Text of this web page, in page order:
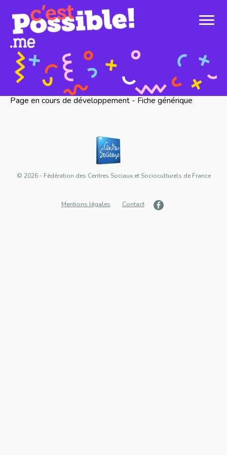
Page en cours de développement - Fiche générique
© 2026 - Fédération des Centres Sociaux et Socioculturels de France
Mentions légales Contact